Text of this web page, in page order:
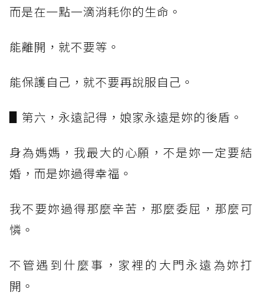
而是在一點一滴消耗你的生命。
能離開，就不要等。
能保護自己，就不要再說服自己。
▋第六，永遠記得，娘家永遠是妳的後盾。
身為媽媽，我最大的心願，不是妳一定要結
婚，而是妳過得幸福。
我不要妳過得那麼辛苦，那麼委屈，那麼可
憐。
不管遇到什麼事，家裡的大門永遠為妳打
開。